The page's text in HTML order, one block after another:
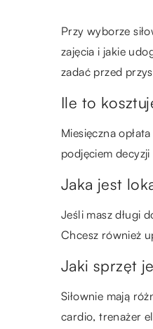
Przy wyborze
zajęcia i jakie
zadać przed
Ile to
Miesięczna
podjęciem
Jaka jest
Jeśli masz długi
Chcesz również
Jaki sprzęt
Siłownie mają
cardio, trenażer